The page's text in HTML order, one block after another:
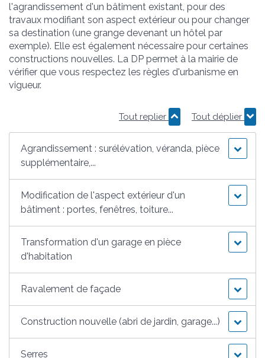
l'agrandissement d'un bâtiment existant, pour des
travaux modifiant son aspect extérieur ou pour changer
sa destination (une grange devenant un hôtel par
exemple). Elle est également nécessaire pour certaines
constructions nouvelles. La DP permet à la mairie de
vérifier que vous respectez les règles d'urbanisme en
vigueur.
Tout replier Tout déplier
Agrandissement : surélévation, véranda, pièce
supplémentaire,...
Modification de l'aspect extérieur d'un
bâtiment : portes, fenêtres, toiture...
Transformation d'un garage en pièce
d'habitation
Ravalement de façade
Construction nouvelle (abri de jardin, garage...)
Serres